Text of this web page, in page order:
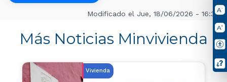
Modificado el Jue, 18/06/2026 - 16:39
Más Noticias Minvivienda
Vivienda